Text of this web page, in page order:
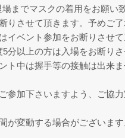
までマスクの着用をお願い
りさせて頂きます。予めご了
イベント参加をお断りさせ
分以上の方は入場をお断りさ
ト中は握手等の接触は出来ま
参加下さいますよう、ご協力
が変動する場合がございます